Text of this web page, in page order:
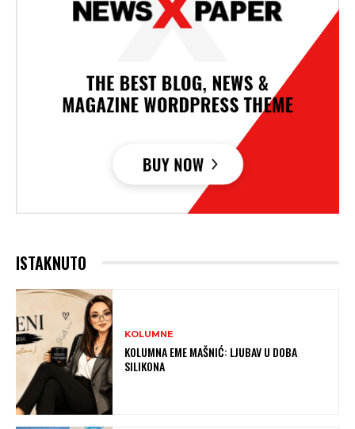
ISTAKNUTO
KOLUMNE
KOLUMNA EME MAŠNIĆ: LJUBAV U DOBA
SILIKONA